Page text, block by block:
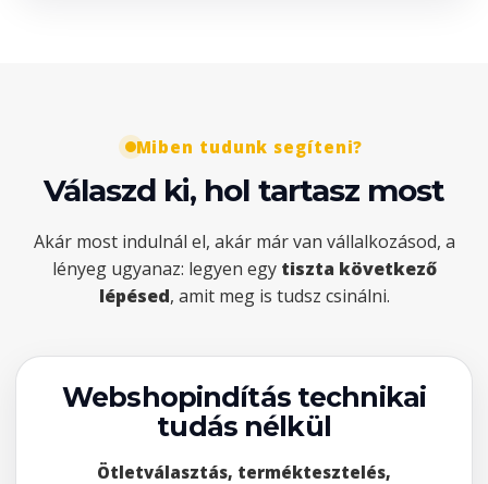
Miben tudunk segíteni?
Válaszd ki, hol tartasz most
Akár most indulnál el, akár már van vállalkozásod, a
lényeg ugyanaz: legyen egy tiszta következő
lépésed, amit meg is tudsz csinálni.
Webshopindítás technikai
tudás nélkül
Ötletválasztás, terméktesztelés,